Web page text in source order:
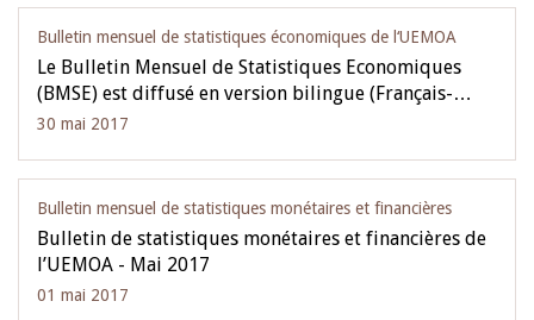
Bulletin mensuel de statistiques économiques de l‘UEMOA
Le Bulletin Mensuel de Statistiques Economiques
(BMSE) est diffusé en version bilingue (Français-…
30 mai 2017
Bulletin mensuel de statistiques monétaires et financières
Bulletin de statistiques monétaires et financières de
l’UEMOA - Mai 2017
01 mai 2017